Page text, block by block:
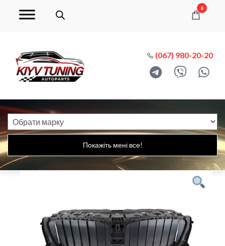
0
(067) 980-20-20
Покажіть мені все!